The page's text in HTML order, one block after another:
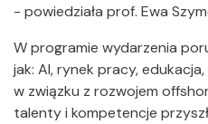
- powiedziała prof. Ewa
W programie wydarzenia
jak: AI, rynek pracy,
w związku z rozwojem
talenty i kompetencje